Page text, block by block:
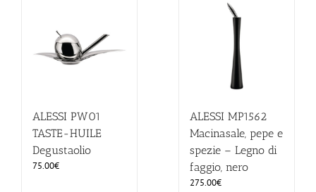
ALESSI PW01
TASTE-HUILE
Degustaolio
75.00€
ALESSI MP1562
Macinasale, pepe e
spezie – Legno di
faggio, nero
275.00€